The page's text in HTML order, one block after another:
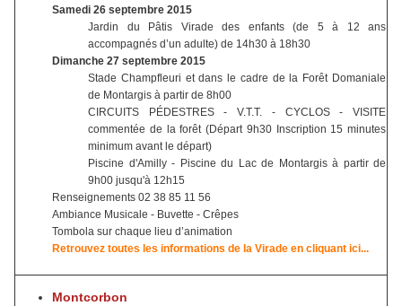
Samedi 26 septembre 2015
Jardin du Pâtis Virade des enfants (de 5 à 12 ans
accompagnés d’un adulte) de 14h30 à 18h30
Dimanche 27 septembre 2015
Stade Champfleuri et dans le cadre de la Forêt Domaniale
de Montargis à partir de 8h00
CIRCUITS PÉDESTRES - V.T.T. - CYCLOS - VISITE
commentée de la forêt (Départ 9h30 Inscription 15 minutes
minimum avant le départ)
Piscine d'Amilly - Piscine du Lac de Montargis à partir de
9h00 jusqu'à 12h15
Renseignements 02 38 85 11 56
Ambiance Musicale - Buvette - Crêpes
Tombola sur chaque lieu d’animation
Retrouvez toutes les informations de la Virade en cliquant ici...
Montcorbon